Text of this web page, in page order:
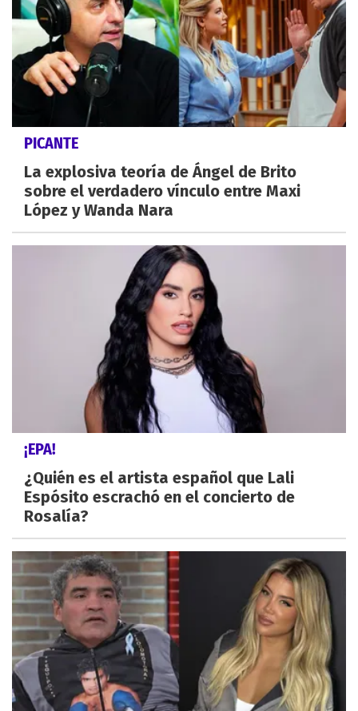
PICANTE
La explosiva teoría de Ángel de Brito
sobre el verdadero vínculo entre Maxi
López y Wanda Nara
¡EPA!
¿Quién es el artista español que Lali
Espósito escrachó en el concierto de
Rosalía?